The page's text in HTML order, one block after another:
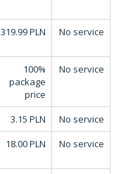
319.99 PLN No service
100%
package
price
No service
3.15 PLN
No service
18.00 PLN No service